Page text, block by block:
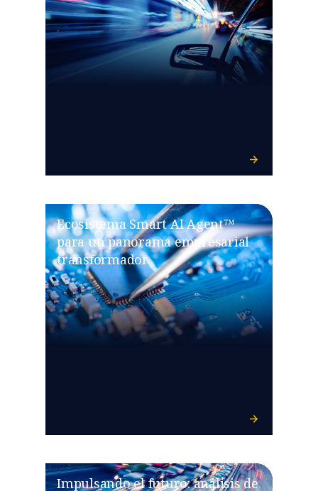
Ecosistema Smart AI Agent™
para un panorama empresarial
transformador
Impulsando el futuro: análisis de